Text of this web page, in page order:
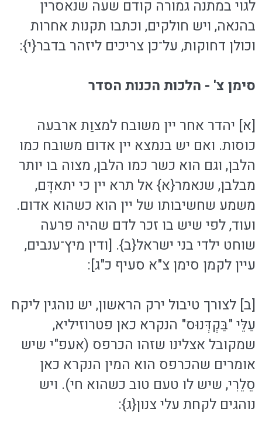
לגוי במתנה גמורה קודם שעה שנאסרין
בהנאה, ויש חולקים, וכתבו תקנות אחרות
וכולן דחוקות, על־כן צריכים ליזהר בדבר{י}:
סימן צ' - הלכות הכנות הסדר
[א] יהדר אחר יין משובח למצוַת ארבעה
כוסות. ואם יש בנמצא יין אדום משובח כמו
הלבן, וגם הוא כשר כמו הלבן, מצוה בו יותר
מבלבן, שנאמר{א} אל תרא יין כי יתאדָּם,
משמע שחשיבותו של יין הוא כשהוא אדום.
ועוד, לפי שיש בו זכר לדם שהיה פרעה
שוחט ילדי בני ישראל{ב}. [ודין מיץ־ענבים,
עיין לקמן סימן צ"א סעיף כ"ג]:
[ב] לצורך טיבול ירק הראשון, יש נוהגין ליקח
עַלֵּי "בַּקְדְּנוּס" הנקרא כאן פטרוזיליא,
שמקובל אצלינו שזהו הכרפס (אעפ"י שיש
אומרים שהכרפס הוא המין הנקרא כאן
סֵלֵרִי, שיש לו טעם טוב כשהוא חי). ויש
נוהגים לקחת עלי צנון{ג}: